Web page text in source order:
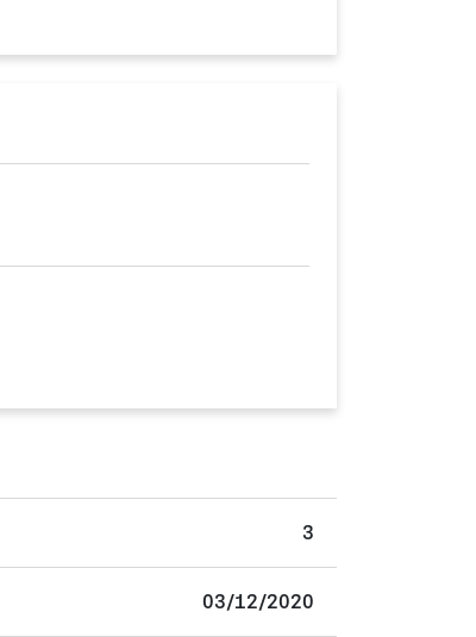
3
03/12/2020